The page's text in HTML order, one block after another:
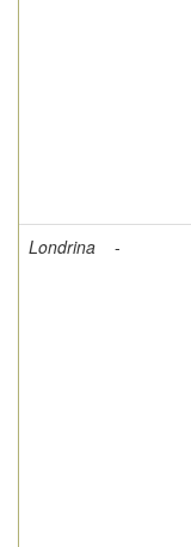
Londrina
-